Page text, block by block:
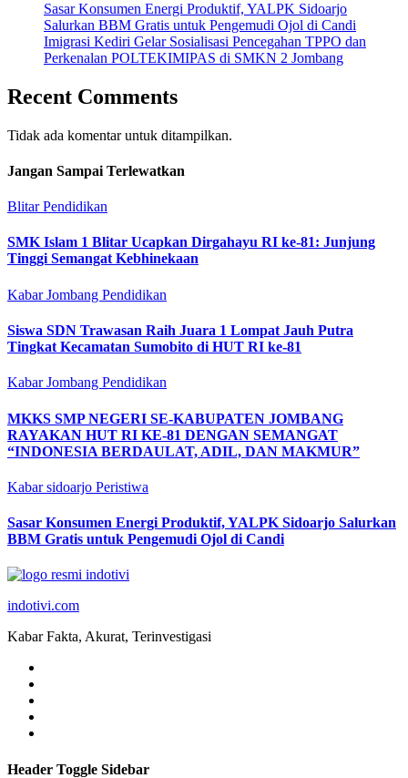
Sasar Konsumen Energi Produktif, YALPK Sidoarjo
Salurkan BBM Gratis untuk Pengemudi Ojol di Candi
Imigrasi Kediri Gelar Sosialisasi Pencegahan TPPO dan
Perkenalan POLTEKIMIPAS di SMKN 2 Jombang
Recent Comments
Tidak ada komentar untuk ditampilkan.
Jangan Sampai Terlewatkan
BlitarPendidikan
SMK Islam 1 Blitar Ucapkan Dirgahayu RI ke-81: Junjung
Tinggi Semangat Kebhinekaan
Kabar Jombang Pendidikan
Siswa SDN Trawasan Raih Juara 1 Lompat Jauh Putra
Tingkat Kecamatan Sumobito di HUT RI ke-81
Kabar Jombang Pendidikan
MKKS SMP NEGERI SE-KABUPATEN JOMBANG
RAYAKAN HUT RI KE-81 DENGAN SEMANGAT
“INDONESIA BERDAULAT, ADIL, DAN MAKMUR”
Kabar sidoarjo Peristiwa
Sasar Konsumen Energi Produktif, YALPK Sidoarjo Salurkan
BBM Gratis untuk Pengemudi Ojol di Candi
indotivi.com
Kabar Fakta, Akurat, Terinvestigasi
Header Toggle Sidebar